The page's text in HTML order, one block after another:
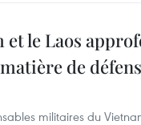
et le Laos
de
militaires du